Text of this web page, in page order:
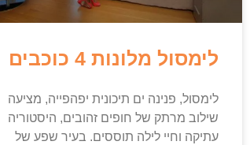
לימסול מלונות 4 כוכבים
לימסול, פנינה ים תיכונית יפהפייה, מציעה
שילוב מרתק של חופים זהובים, היסטוריה
עתיקה וחיי לילה תוססים. בעיר שפע של